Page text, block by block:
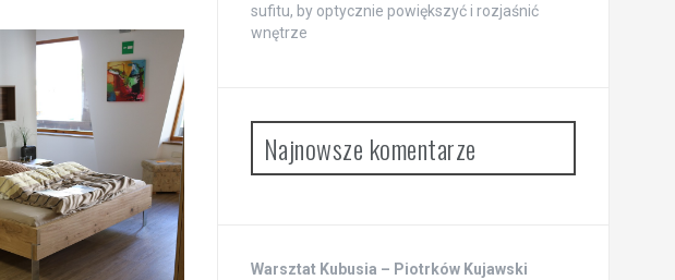
sufitu, by optycznie powiększyć i rozjaśnić
wnętrze
Najnowsze komentarze
Warsztat Kubusia – Piotrków Kujawski